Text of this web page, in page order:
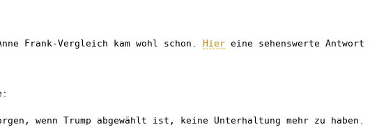
Frank-Vergleich kam wohl schon. Hier eine sehenswerte Antwort
wenn Trump abgewählt ist, keine Unterhaltung mehr zu haben.